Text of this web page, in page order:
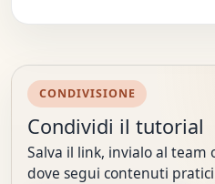
CONDIVISIONE
Condividi il tutorial
Salva il link, invialo al team
dove segui contenuti